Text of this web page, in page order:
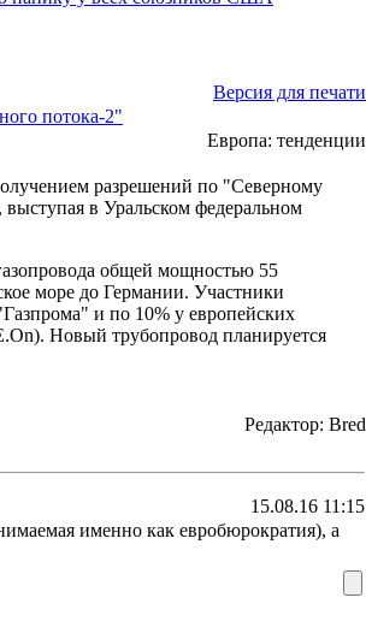
Версия для печати
потока-2"
Европа: тенденции
разрешений по "Северному
в Уральском федеральном
общей мощностью 55
море до Германии. Участники
и по 10% у европейских
Новый трубопровод планируется
Редактор: Bred
15.08.16 11:15
именно как евробюрократия), а